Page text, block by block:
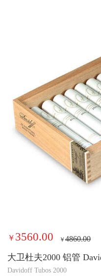
￥ 3560.00 ￥4860.00
大卫杜夫2000 铝管
Davidoff Tubos 2000